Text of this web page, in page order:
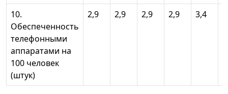
10.
Обеспеченность
телефонными
аппаратами на
100 человек
(штук)
2,9 2,9 2,9 2,9 3,4